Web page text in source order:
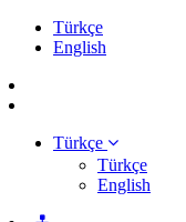
Türkçe
English
Türkçe
Türkçe
English